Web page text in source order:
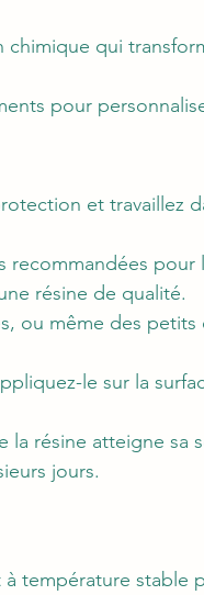
qui
pour
et travaillez
recommandées pour
résine de qualité.
ou même des
le sur la
la résine atteigne sa
jours.
à température stable